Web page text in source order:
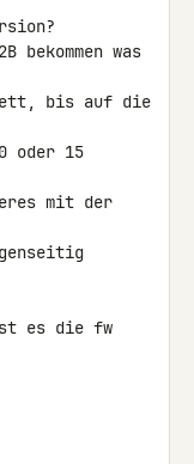
bekommen was
bis auf die
oder 15
mit der
es die fw